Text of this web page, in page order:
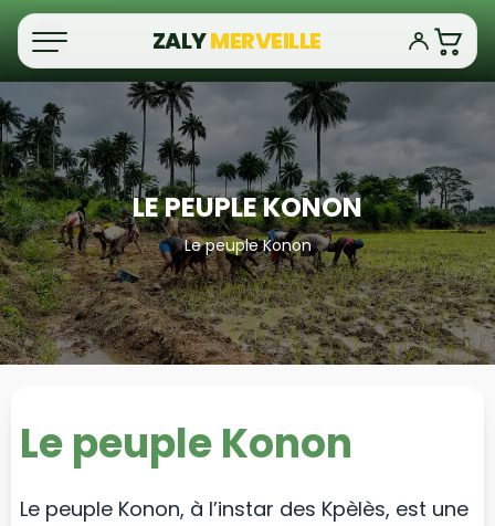
ZALYMERVEILLE
LE PEUPLE KONON
Le peuple Konon
Le peuple Konon
Le peuple Konon, à l’instar des Kpèlès, est une